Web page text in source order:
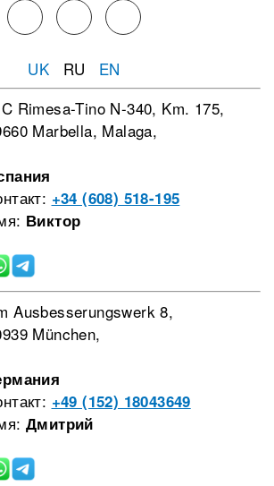
UK RU EN
Rimesa-Tino N-340, Km. 175,
Marbella, Malaga,
+34 (608) 518-195
Виктор
Ausbesserungswerk 8,
München,
+49 (152) 18043649
Дмитрий